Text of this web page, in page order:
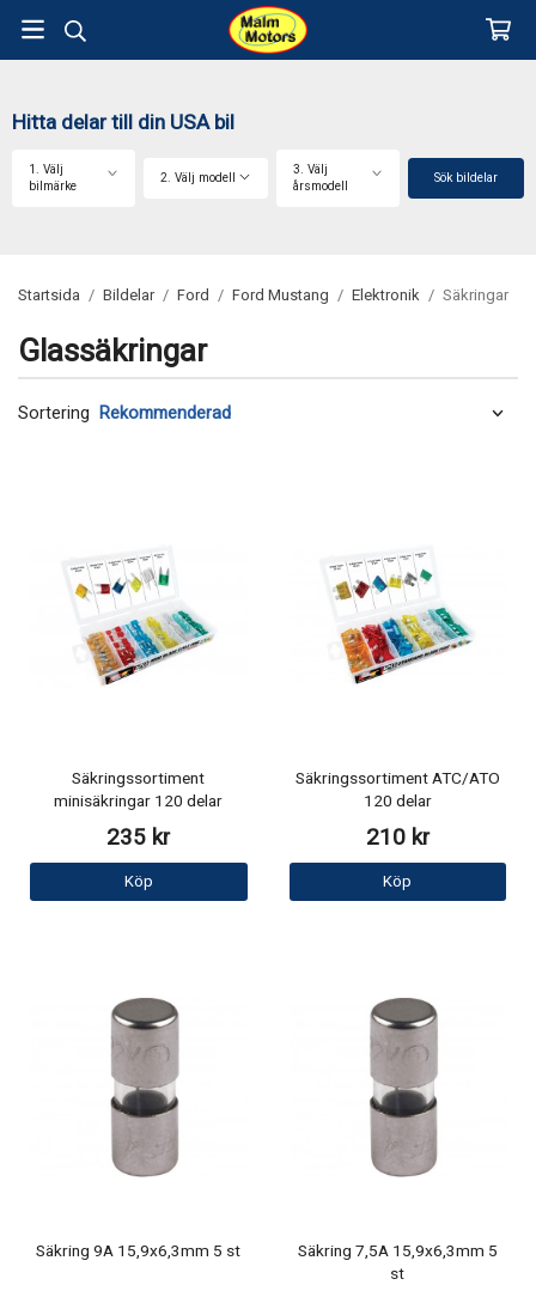
Hitta delar till din USA bil
1. Välj
bilmärke
2. Välj modell
3. Välj
årsmodell
Sök bildelar
Startsida / Bildelar / Ford / Ford Mustang / Elektronik / Säkringar
Glassäkringar
Sortering
Säkringssortiment
minisäkringar 120 delar
235 kr
Köp
Säkringssortiment ATC/ATO
120 delar
210 kr
Köp
Säkring 9A 15,9x6,3mm 5 st
Säkring 7,5A 15,9x6,3mm 5
st